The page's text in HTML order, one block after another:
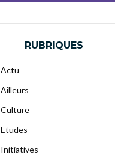
RUBRIQUES
Actu
Ailleurs
Culture
Etudes
Initiatives